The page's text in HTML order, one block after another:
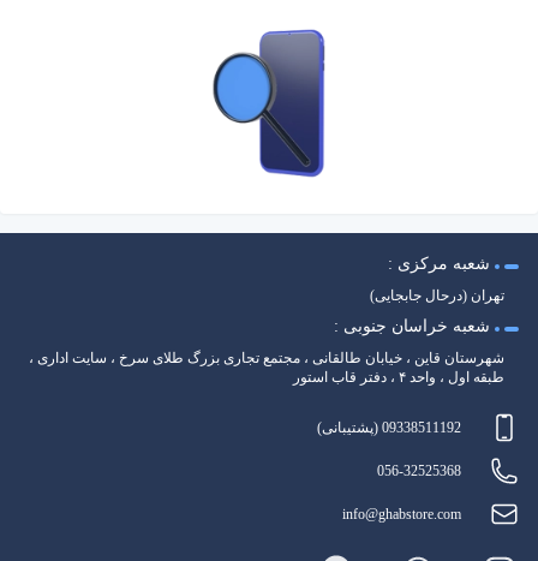
شعبه مرکزی :
تهران (درحال جابجایی)
شعبه خراسان جنوبی :
شهرستان قاین ، خیابان طالقانی ، مجتمع تجاری بزرگ طلای سرخ ، سایت اداری ،
طبقه اول ، واحد ۴ ، دفتر قاب استور
09338511192 (پشتیبانی)
056-32525368
info@ghabstore.com